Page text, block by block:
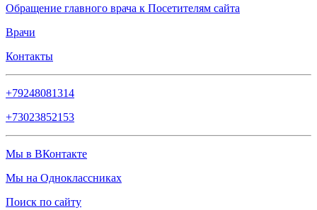
Обращение главного врача к Посетителям сайта
Врачи
Контакты
+79248081314
+73023852153
Мы в ВКонтакте
Мы на Одноклассниках
Поиск по сайту